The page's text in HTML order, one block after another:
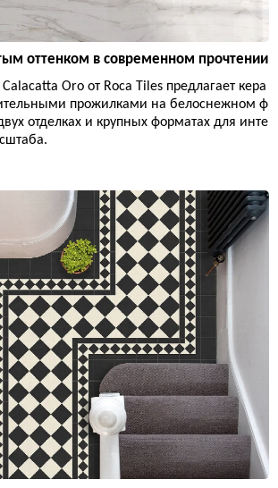
оттенком в современном прочтении
Oro от Roca Tiles предлагает кера
прожилками на белоснежном ф
отделках и крупных форматах для инте